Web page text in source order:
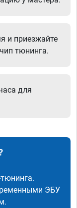
и приезжайте
тюнинга.
для
ЭБУ